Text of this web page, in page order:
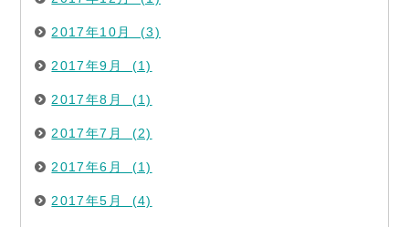
2017年10月 (3)
2017年9月 (1)
2017年8月 (1)
2017年7月 (2)
2017年6月 (1)
2017年5月 (4)